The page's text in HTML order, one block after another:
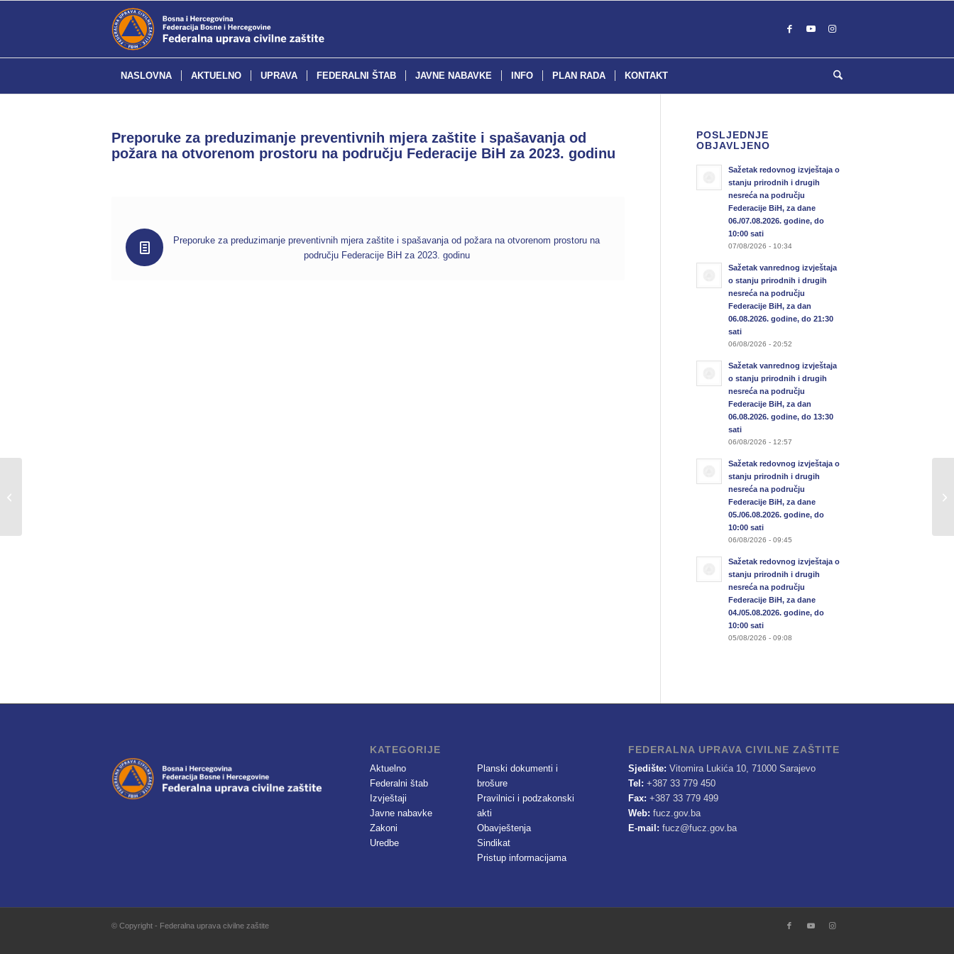
NASLOVNA AKTUELNO UPRAVA FEDERALNI ŠTAB JAVNE NABAVKE INFO PLAN RADA KONTAKT
Preporuke za preduzimanje preventivnih mjera zaštite i spašavanja od
požara na otvorenom prostoru na području Federacije BiH za 2023. godinu
Preporuke za preduzimanje preventivnih mjera zaštite i spašavanja od požara na otvorenom prostoru na
području Federacije BiH za 2023. godinu
POSLJEDNJE
OBJAVLJENO
Sažetak redovnog izvještaja o
stanju prirodnih i drugih
nesreća na području
Federacije BiH, za dane
06./07.08.2026. godine, do
10:00 sati
07/08/2026 - 10:34
Sažetak vanrednog izvještaja
o stanju prirodnih i drugih
nesreća na području
Federacije BiH, za dan
06.08.2026. godine, do 21:30
sati
06/08/2026 - 20:52
Sažetak vanrednog izvještaja
o stanju prirodnih i drugih
nesreća na području
Federacije BiH, za dan
06.08.2026. godine, do 13:30
sati
06/08/2026 - 12:57
Sažetak redovnog izvještaja o
stanju prirodnih i drugih
nesreća na području
Federacije BiH, za dane
05./06.08.2026. godine, do
10:00 sati
06/08/2026 - 09:45
Sažetak redovnog izvještaja o
stanju prirodnih i drugih
nesreća na području
Federacije BiH, za dane
04./05.08.2026. godine, do
10:00 sati
05/08/2026 - 09:08
KATEGORIJE
Aktuelno
Federalni štab
Izvještaji
Javne nabavke
Zakoni
Uredbe
Planski dokumenti i
brošure
Pravilnici i podzakonski
akti
Obavještenja
Sindikat
Pristup informacijama
FEDERALNA UPRAVA CIVILNE ZAŠTITE
Sjedište: Vitomira Lukića 10, 71000 Sarajevo
Tel: +387 33 779 450
Fax: +387 33 779 499
Web: fucz.gov.ba
E-mail: fucz@fucz.gov.ba
© Copyright - Federalna uprava civilne zaštite